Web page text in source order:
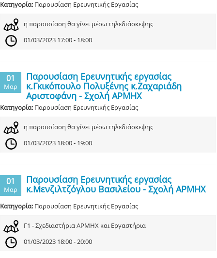
Κατηγορία: Παρουσίαση Ερευνητικής Εργασίας
η παρουσίαση θα γίνει μέσω τηλεδιάσκεψης
01/03/2023 17:00 - 18:00
01
Μαρ
Παρουσίαση Ερευνητικής εργασίας
κ.Γκικόπουλο Πολυξένης κ.Ζαχαριάδη
Αριστοφάνη - Σχολή ΑΡΜΗΧ
Κατηγορία: Παρουσίαση Ερευνητικής Εργασίας
η παρουσίαση θα γίνει μέσω τηλεδιάσκεψης
01/03/2023 18:00 - 19:00
01
Μαρ
Παρουσίαση Ερευνητικής εργασίας
κ.Μενζιλτζόγλου Βασιλείου - Σχολή ΑΡΜΗΧ
Κατηγορία: Παρουσίαση Ερευνητικής Εργασίας
Γ1 - Σχεδιαστήρια ΑΡΜΗΧ και Εργαστήρια
01/03/2023 18:00 - 20:00